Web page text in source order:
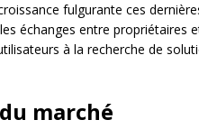
fulgurante ces
échanges entre propriétaires
à la recherche de
marché